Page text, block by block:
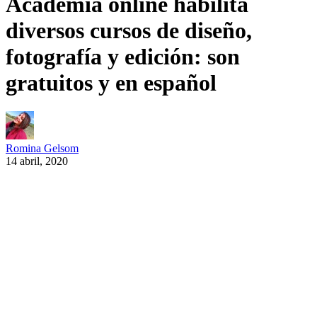
diversos cursos de diseño,
fotografía y edición: son
gratuitos y en español
Romina Gelsom
14 abril, 2020